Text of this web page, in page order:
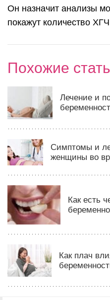
Он назначит анализы
покажут количество
Похожие
Лечение и
Симптомы и
женщины во
Как есть
Как плач